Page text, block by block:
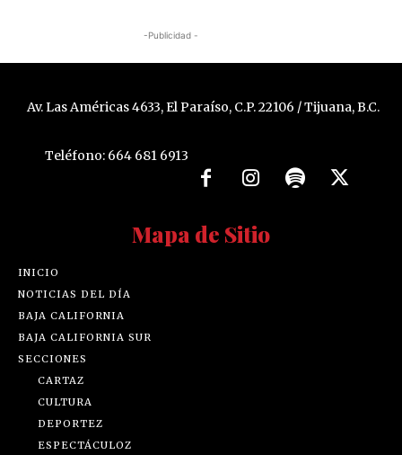
-Publicidad -
Av. Las Américas 4633, El Paraíso, C.P. 22106 / Tijuana, B.C.
Teléfono: 664 681 6913
Mapa de Sitio
INICIO
NOTICIAS DEL DÍA
BAJA CALIFORNIA
BAJA CALIFORNIA SUR
SECCIONES
CARTAZ
CULTURA
DEPORTEZ
ESPECTÁCULOZ